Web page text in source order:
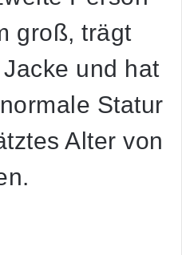
groß, trägt
und hat
Statur
Alter von